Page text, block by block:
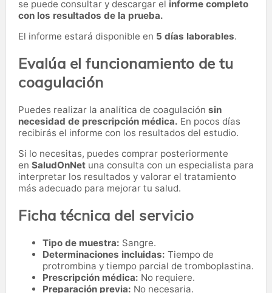
se puede consultar y descargar el informe completo
con los resultados de la prueba.
El informe estará disponible en 5 días laborables.
Evalúa el funcionamiento de tu
coagulación
Puedes realizar la analítica de coagulación sin
necesidad de prescripción médica. En pocos días
recibirás el informe con los resultados del estudio.
Si lo necesitas, puedes comprar posteriormente
en SaludOnNet una consulta con un especialista para
interpretar los resultados y valorar el tratamiento
más adecuado para mejorar tu salud.
Ficha técnica del servicio
Tipo de muestra: Sangre.
Determinaciones incluidas: Tiempo de
protrombina y tiempo parcial de tromboplastina.
Prescripción médica: No requiere.
Preparación previa: No necesaria.